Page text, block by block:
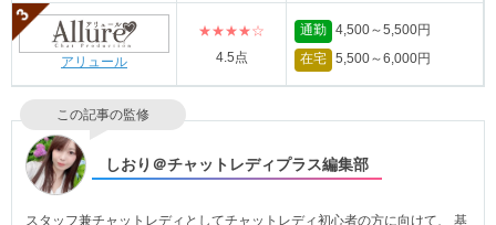
アリュール
★★★★☆
4.5点
通勤 4,500～5,500円
在宅 5,500～6,000円
この記事の監修
しおり＠チャットレディプラス編集部
スタッフ兼チャットレディとしてチャットレディ初心者の方に向けて、 基